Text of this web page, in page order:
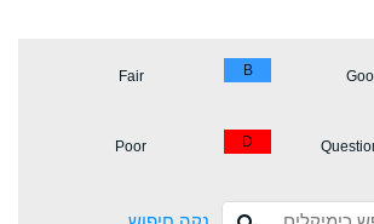
B
Fair
D
Poor